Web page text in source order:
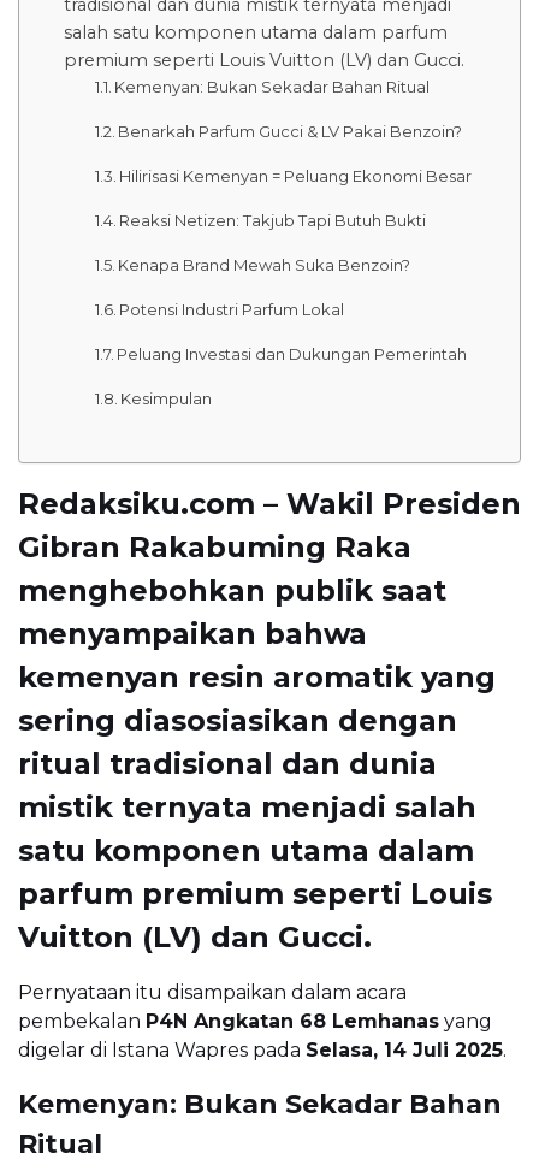
tradisional dan dunia mistik ternyata menjadi
salah satu komponen utama dalam parfum
premium seperti Louis Vuitton (LV) dan Gucci.
Kemenyan: Bukan Sekadar Bahan Ritual
Benarkah Parfum Gucci & LV Pakai Benzoin?
Hilirisasi Kemenyan = Peluang Ekonomi Besar
Reaksi Netizen: Takjub Tapi Butuh Bukti
Kenapa Brand Mewah Suka Benzoin?
Potensi Industri Parfum Lokal
Peluang Investasi dan Dukungan Pemerintah
Kesimpulan
Redaksiku.com – Wakil Presiden
Gibran Rakabuming Raka
menghebohkan publik saat
menyampaikan bahwa
kemenyan resin aromatik yang
sering diasosiasikan dengan
ritual tradisional dan dunia
mistik ternyata menjadi salah
satu komponen utama dalam
parfum premium seperti Louis
Vuitton (LV) dan Gucci.
Pernyataan itu disampaikan dalam acara
pembekalan P4N Angkatan 68 Lemhanas yang
digelar di Istana Wapres pada Selasa, 14 Juli 2025.
Kemenyan: Bukan Sekadar Bahan
Ritual